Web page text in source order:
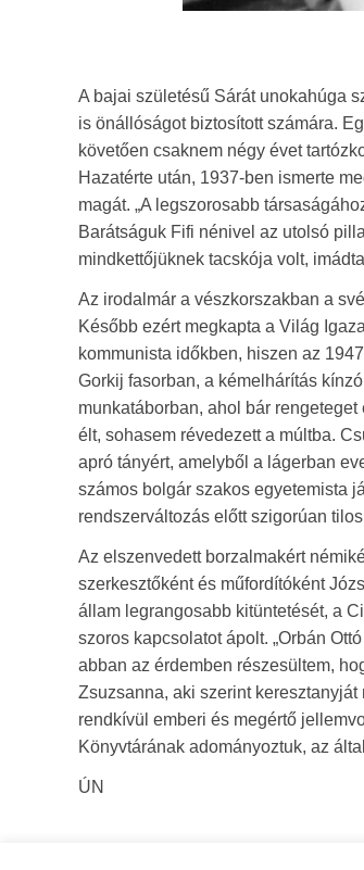
A bajai születésű Sárát unokahúga
is önállóságot biztosított számára.
követően csaknem négy évet
Hazatérte után, 1937-ben ismerte
magát. „A legszorosabb
Barátságuk Fifi nénivel az utolsó
mindkettőjüknek tacskója volt,
Az irodalmár a vészkorszakban a
Később ezért megkapta a Világ
kommunista időkben, hiszen az
Gorkij fasorban, a kémelhárítás
munkatáborban, ahol bár
élt, sohasem révedezett a múltba.
apró tányért, amelyből a lágerban
számos bolgár szakos egyetemista
rendszerváltozás előtt szigorúan
Az elszenvedett borzalmakért
szerkesztőként és műfordítóként
állam legrangosabb kitüntetését, a
szoros kapcsolatot ápolt. „Orbán
abban az érdemben részesültem,
Zsuzsanna, aki szerint
rendkívül emberi és megértő
Könyvtárának adományoztuk, az
ÚN